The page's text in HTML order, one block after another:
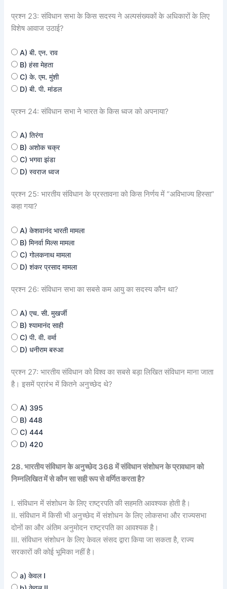
प्रश्न 23: संविधान सभा के किस सदस्य ने अल्पसंख्यकों के अधिकारों के लिए
विशेष आवाज उठाई?
A) बी. एन. राव
B) हंसा मेहता
C) के. एम. मुंशी
D) बी. पी. मांडल
प्रश्न 24: संविधान सभा ने भारत के किस ध्वज को अपनाया?
A) तिरंगा
B) अशोक चक्र
C) भगवा झंडा
D) स्वराज ध्वज
प्रश्न 25: भारतीय संविधान के प्रस्तावना को किस निर्णय में “अविभाज्य हिस्सा”
कहा गया?
A) केशवानंद भारती मामला
B) मिनर्वा मिल्स मामला
C) गोलकनाथ मामला
D) शंकर प्रसाद मामला
प्रश्न 26: संविधान सभा का सबसे कम आयु का सदस्य कौन था?
A) एच. सी. मुखर्जी
B) श्यामानंद साही
C) पी. वी. वर्मा
D) धनीराम बरुआ
प्रश्न 27: भारतीय संविधान को विश्व का सबसे बड़ा लिखित संविधान माना जाता
है। इसमें प्रारंभ में कितने अनुच्छेद थे?
A) 395
B) 448
C) 444
D) 420
28. भारतीय संविधान के अनुच्छेद 368 में संविधान संशोधन के प्रावधान को
निम्नलिखित में से कौन सा सही रूप से वर्णित करता है?
I. संविधान में संशोधन के लिए राष्ट्रपति की सहमति आवश्यक होती है।
II. संविधान में किसी भी अनुच्छेद में संशोधन के लिए लोकसभा और राज्यसभा
दोनों का और अंतिम अनुमोदन राष्ट्रपति का आवश्यक है।
III. संविधान संशोधन के लिए केवल संसद द्वारा किया जा सकता है, राज्य
सरकारों की कोई भूमिका नहीं है।
a) केवल I